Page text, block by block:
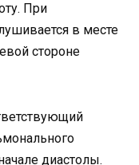
При
в месте
стороне
диастолы.